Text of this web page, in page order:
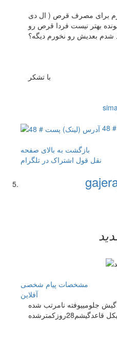
ساعت تایم دارم برای مصرف قرص ( ال دی
مونده بهتر نیست فردا قرص رو
با تشکر
بازگشت به بالای صفحه
نقل قول اشتراک در تلگرام
مشخصات پیام شخصی
آفلاين
جلومییوفته نامرتب شده